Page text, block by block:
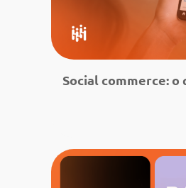
Social commerce: